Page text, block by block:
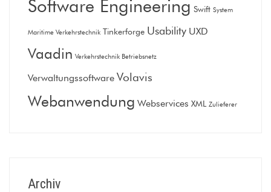
Software Engineering Swift System
Maritime Verkehrstechnik Tinkerforge Usability UXD
Vaadin Verkehrstechnik Betriebsnetz
Verwaltungssoftware Volavis
Webanwendung Webservices XML Zulieferer
Archiv